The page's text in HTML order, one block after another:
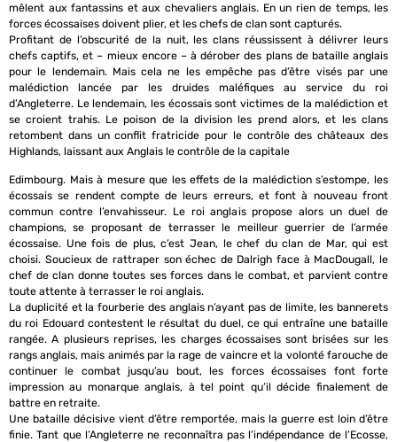
mêlent aux fantassins et aux chevaliers anglais. En un rien de temps, les
forces écossaises doivent plier, et les chefs de clan sont capturés.
Profitant de l’obscurité de la nuit, les clans réussissent à délivrer leurs
chefs captifs, et – mieux encore – à dérober des plans de bataille anglais
pour le lendemain. Mais cela ne les empêche pas d’être visés par une
malédiction lancée par les druides maléfiques au service du roi
d’Angleterre. Le lendemain, les écossais sont victimes de la malédiction et
se croient trahis. Le poison de la division les prend alors, et les clans
retombent dans un conflit fratricide pour le contrôle des châteaux des
Highlands, laissant aux Anglais le contrôle de la capitale
Edimbourg. Mais à mesure que les effets de la malédiction s’estompe, les
écossais se rendent compte de leurs erreurs, et font à nouveau front
commun contre l’envahisseur. Le roi anglais propose alors un duel de
champions, se proposant de terrasser le meilleur guerrier de l’armée
écossaise. Une fois de plus, c’est Jean, le chef du clan de Mar, qui est
choisi. Soucieux de rattraper son échec de Dalrigh face à MacDougall, le
chef de clan donne toutes ses forces dans le combat, et parvient contre
toute attente à terrasser le roi anglais.
La duplicité et la fourberie des anglais n’ayant pas de limite, les bannerets
du roi Edouard contestent le résultat du duel, ce qui entraîne une bataille
rangée. A plusieurs reprises, les charges écossaises sont brisées sur les
rangs anglais, mais animés par la rage de vaincre et la volonté farouche de
continuer le combat jusqu’au bout, les forces écossaises font forte
impression au monarque anglais, à tel point qu’il décide finalement de
battre en retraite.
Une bataille décisive vient d’être remportée, mais la guerre est loin d’être
finie. Tant que l’Angleterre ne reconnaîtra pas l’indépendance de l’Ecosse,